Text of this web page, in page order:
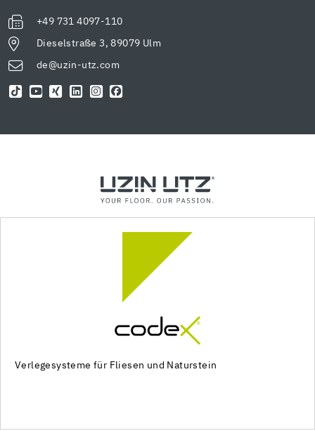
+49 731 4097-110
Dieselstraße 3, 89079 Ulm
de@uzin-utz.com
Verlegesysteme für Fliesen und Naturstein